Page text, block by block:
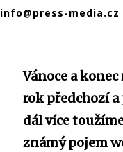
info@press-media.cz
Vánoce a
rok předchozí
dál více
známý pojem